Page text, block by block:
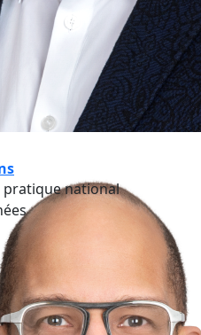
pratique national